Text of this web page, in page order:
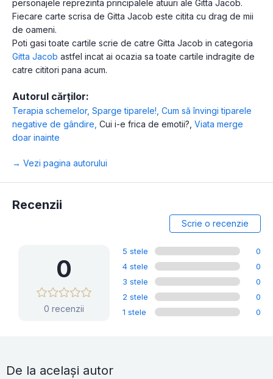
personajele reprezinta principalele atuuri ale Gitta Jacob.
Fiecare carte scrisa de Gitta Jacob este citita cu drag de mii
de oameni.
Poti gasi toate cartile scrie de catre Gitta Jacob in categoria
Gitta Jacob astfel incat ai ocazia sa toate cartile indragite de
catre cititori pana acum.
Autorul cărților:
Terapia schemelor, Sparge tiparele! Cum să învingi tiparele
negative de gândire Cui i-e frica de emotii? Viata merge
doar inainte
→ Vezi pagina autorului
Recenzii
Scrie o recenzie
0
0 recenzii
5 stele
0
4 stele
0
3 stele
0
2 stele
0
1 stele
0
De la același autor